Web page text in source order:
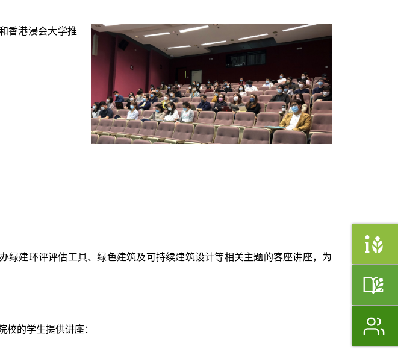
香港浸会大学推
绿建环评评估工具、绿色建筑及可持续建筑设计等相关主题的客座讲座，为
校的学生提供讲座：